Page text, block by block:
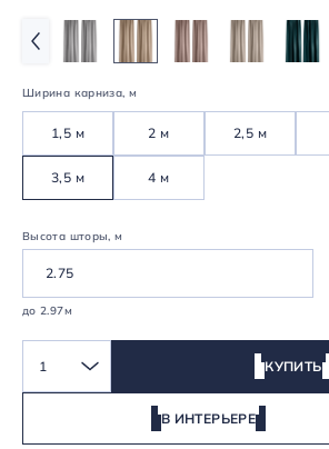
Ширина карниза, м
1,5 м 2 м 2,5 м
3,5 м 4 м
Высота шторы, м
до 2.97м
1 КУПИТЬ
В ИНТЕРЬЕРЕ